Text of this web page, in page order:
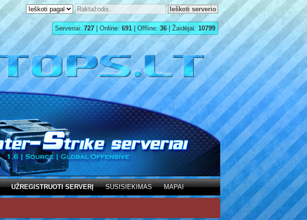
Serveriai: 727 | Online: 691 | Offline: 36 | Žaidėjai: 10799
UŽREGISTRUOTI SERVERĮ SUSISIEKIMAS MAPAI